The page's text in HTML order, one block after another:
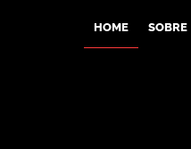
HOME SOBRE